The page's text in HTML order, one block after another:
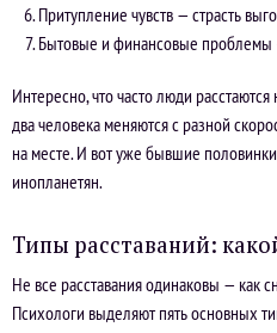
Притупление чувств — страсть
Бытовые и финансовые проблемы
Интересно, что часто люди
два человека меняются с разной
на месте. И вот уже бывшие половинки
инопланетян.
Типы расставаний:
Не все расставания одинаковы — как
Психологи выделяют пять основных